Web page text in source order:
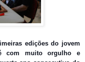
edições do jovem
com muito orgulho e